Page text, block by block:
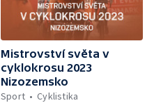
Mistrovství světa v
cyklokrosu 2023
Nizozemsko
Sport
Cyklistika